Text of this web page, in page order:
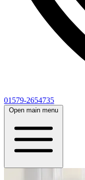
01579-2654735
Open main menu